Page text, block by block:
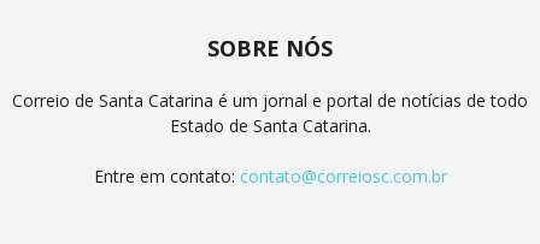
SOBRE NÓS
Correio de Santa Catarina é um jornal e portal de notícias de todo
Estado de Santa Catarina.
Entre em contato: contato@correiosc.com.br